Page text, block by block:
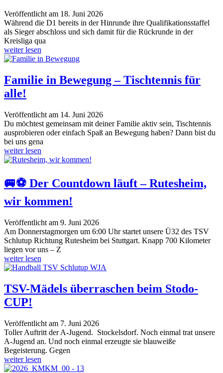
Veröffentlicht am 18. Juni 2026
Während die D1 bereits in der Hinrunde ihre Qualifikationsstaffel
als Sieger abschloss und sich damit für die Rückrunde in der
Kreisliga qua
weiter lesen
Familie in Bewegung – Tischtennis für
alle!
Veröffentlicht am 14. Juni 2026
Du möchtest gemeinsam mit deiner Familie aktiv sein, Tischtennis
ausprobieren oder einfach Spaß an Bewegung haben? Dann bist du
bei uns gena
weiter lesen
🚐⚽ Der Countdown läuft – Rutesheim,
wir kommen!
Veröffentlicht am 9. Juni 2026
Am Donnerstagmorgen um 6:00 Uhr startet unsere Ü32 des TSV
Schlutup Richtung Rutesheim bei Stuttgart. Knapp 700 Kilometer
liegen vor uns – Z
weiter lesen
TSV-Mädels überraschen beim Stodo-
CUP!
Veröffentlicht am 7. Juni 2026
Toller Auftritt der A-Jugend. Stockelsdorf. Noch einmal trat unsere
A-Jugend an. Und noch einmal erzeugte sie blauweiße
Begeisterung. Gegen
weiter lesen